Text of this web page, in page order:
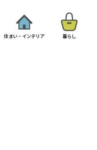
住まい・インテリア 暮らし